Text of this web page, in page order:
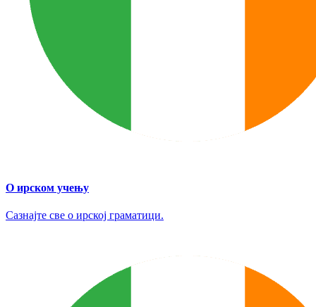
О ирском учењу
Сазнајте све о ирској граматици.